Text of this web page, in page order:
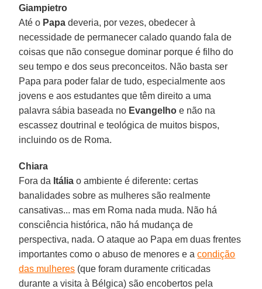
Giampietro
Até o Papa deveria, por vezes, obedecer à
necessidade de permanecer calado quando fala de
coisas que não consegue dominar porque é filho do
seu tempo e dos seus preconceitos. Não basta ser
Papa para poder falar de tudo, especialmente aos
jovens e aos estudantes que têm direito a uma
palavra sábia baseada no Evangelho e não na
escassez doutrinal e teológica de muitos bispos,
incluindo os de Roma.
Chiara
Fora da Itália o ambiente é diferente: certas
banalidades sobre as mulheres são realmente
cansativas... mas em Roma nada muda. Não há
consciência histórica, não há mudança de
perspectiva, nada. O ataque ao Papa em duas frentes
importantes como o abuso de menores e acondição
das mulheres (que foram duramente criticadas
durante a visita à Bélgica) são encobertos pela